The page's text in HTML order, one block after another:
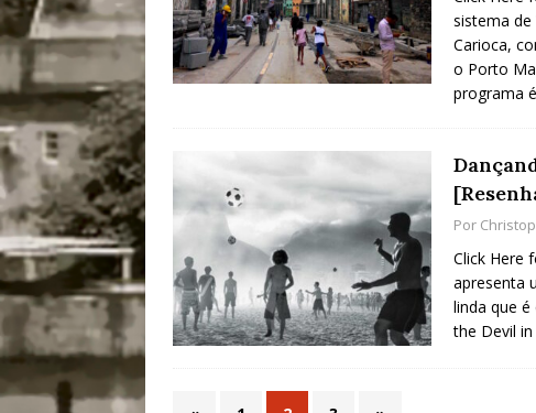
sistema de
Carioca,
o Porto
programa
Por
Click Here
apresenta
linda que
the Devil